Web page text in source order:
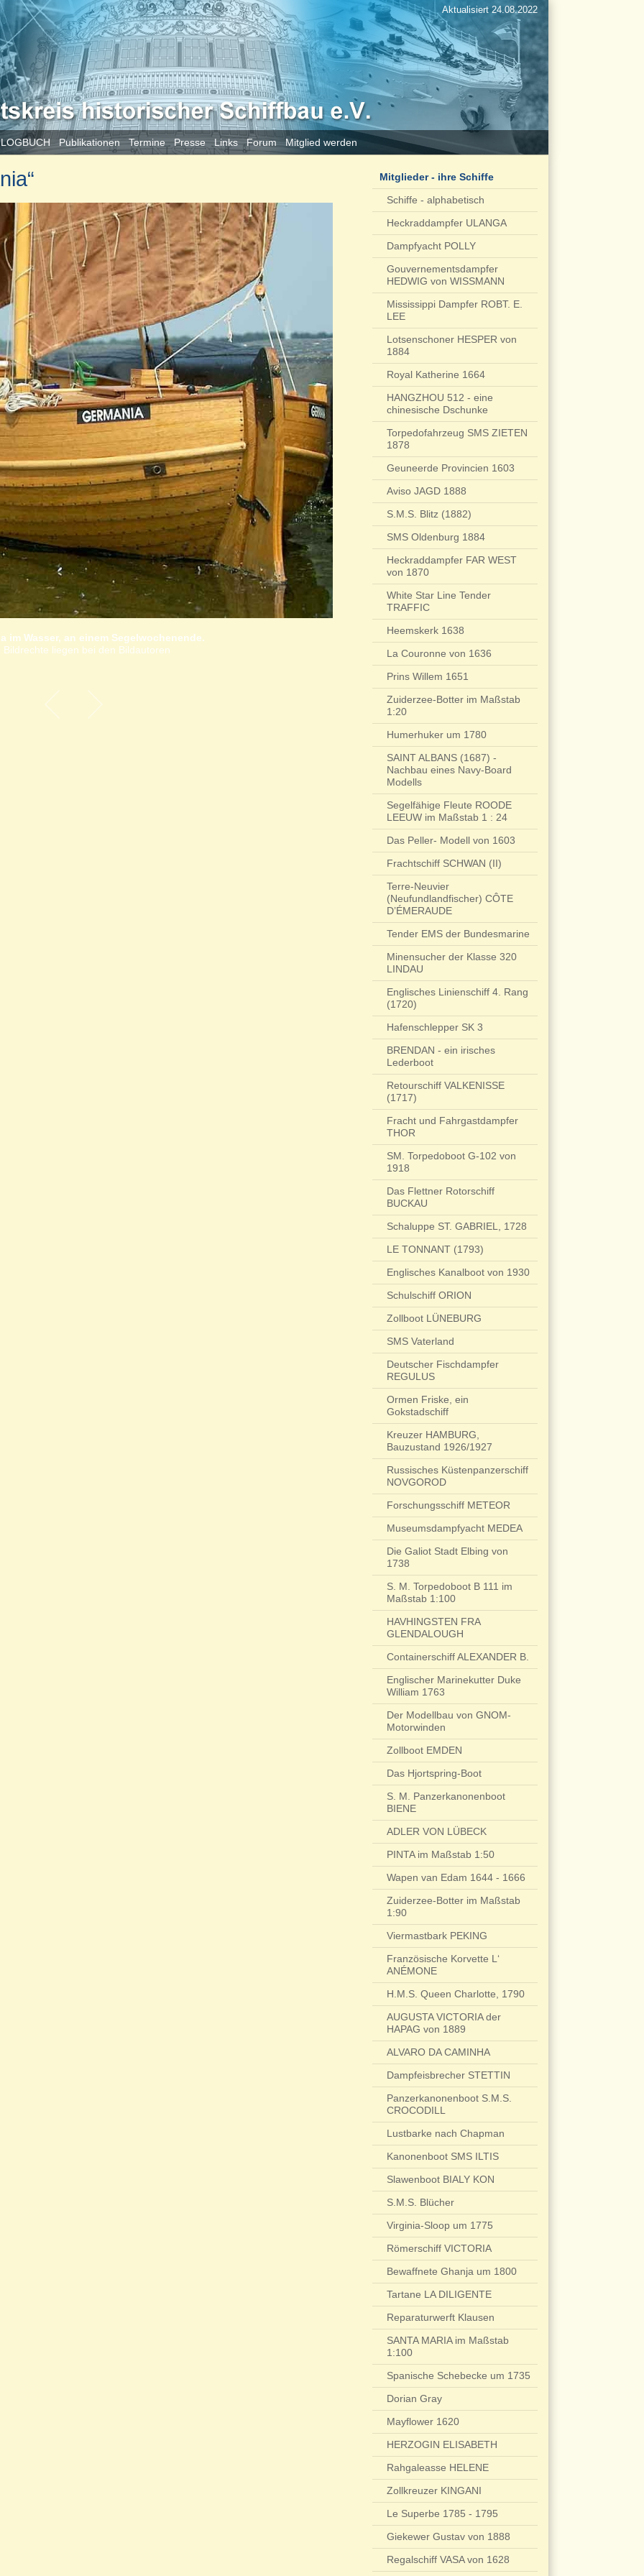
Publikationen Termine Presse Links Forum Mitglied werden
Aktualisiert 24.08.2022
im Wasser, an einem Segelwochenende.
Bildrechte liegen bei den Bildautoren
Mitglieder - ihre Schiffe
Schiffe - alphabetisch
Heckraddampfer ULANGA
Dampfyacht POLLY
Gouvernementsdampfer
HEDWIG von WISSMANN
Mississippi Dampfer ROBT. E.
LEE
Lotsenschoner HESPER von
1884
Royal Katherine 1664
HANGZHOU 512 - eine
chinesische Dschunke
Torpedofahrzeug SMS ZIETEN
1878
Geuneerde Provincien 1603
Aviso JAGD 1888
S.M.S. Blitz (1882)
SMS Oldenburg 1884
Heckraddampfer FAR WEST
von 1870
White Star Line Tender
TRAFFIC
Heemskerk 1638
La Couronne von 1636
Prins Willem 1651
Zuiderzee-Botter im Maßstab
1:20
Humerhuker um 1780
SAINT ALBANS (1687) -
Nachbau eines Navy-Board
Modells
Segelfähige Fleute ROODE
LEEUW im Maßstab 1 : 24
Das Peller- Modell von 1603
Frachtschiff SCHWAN (II)
Terre-Neuvier
(Neufundlandfischer) CÔTE
D’ÉMERAUDE
Tender EMS der Bundesmarine
Minensucher der Klasse 320
LINDAU
Englisches Linienschiff 4. Rang
(1720)
Hafenschlepper SK 3
BRENDAN - ein irisches
Lederboot
Retourschiff VALKENISSE
(1717)
Fracht und Fahrgastdampfer
THOR
SM. Torpedoboot G-102 von
1918
Das Flettner Rotorschiff
BUCKAU
Schaluppe ST. GABRIEL, 1728
LE TONNANT (1793)
Englisches Kanalboot von 1930
Schulschiff ORION
Zollboot LÜNEBURG
SMS Vaterland
Deutscher Fischdampfer
REGULUS
Ormen Friske, ein
Gokstadschiff
Kreuzer HAMBURG,
Bauzustand 1926/1927
Russisches Küstenpanzerschiff
NOVGOROD
Forschungsschiff METEOR
Museumsdampfyacht MEDEA
Die Galiot Stadt Elbing von
1738
S. M. Torpedoboot B 111 im
Maßstab 1:100
HAVHINGSTEN FRA
GLENDALOUGH
Containerschiff ALEXANDER B.
Englischer Marinekutter Duke
William 1763
Der Modellbau von GNOM-
Motorwinden
Zollboot EMDEN
Das Hjortspring-Boot
S. M. Panzerkanonenboot
BIENE
ADLER VON LÜBECK
PINTA im Maßstab 1:50
Wapen van Edam 1644 - 1666
Zuiderzee-Botter im Maßstab
1:90
Viermastbark PEKING
Französische Korvette L‘
ANÉMONE
H.M.S. Queen Charlotte, 1790
AUGUSTA VICTORIA der
HAPAG von 1889
ALVARO DA CAMINHA
Dampfeisbrecher STETTIN
Panzerkanonenboot S.M.S.
CROCODILL
Lustbarke nach Chapman
Kanonenboot SMS ILTIS
Slawenboot BIALY KON
S.M.S. Blücher
Virginia-Sloop um 1775
Römerschiff VICTORIA
Bewaffnete Ghanja um 1800
Tartane LA DILIGENTE
Reparaturwerft Klausen
SANTA MARIA im Maßstab
1:100
Spanische Schebecke um 1735
Dorian Gray
Mayflower 1620
HERZOGIN ELISABETH
Rahgaleasse HELENE
Zollkreuzer KINGANI
Le Superbe 1785 - 1795
Giekewer Gustav von 1888
Regalschiff VASA von 1628